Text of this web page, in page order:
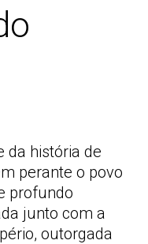
da história de
perante o povo
profundo
junto com a
outorgada